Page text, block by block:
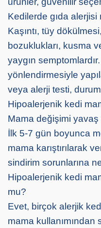
Kedilerde gıda alerjisi
Kaşıntı, tüy dökülmesi,
bozuklukları, kusma
yaygın
yönlendirmesiyle
veya alerji testi,
Hipoalerjenik kedi
Mama değişimi yavaş
İlk 5-7 gün boyunca
mama karıştırılarak
sindirim sorunlarına
Hipoalerjenik kedi
mu?
Evet, birçok alerjik
mama